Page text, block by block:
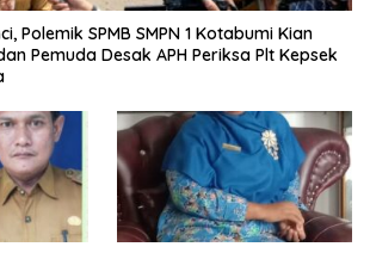
Polemik SPMB SMPN 1 Kotabumi Kian
Pemuda Desak APH Periksa Plt Kepsek